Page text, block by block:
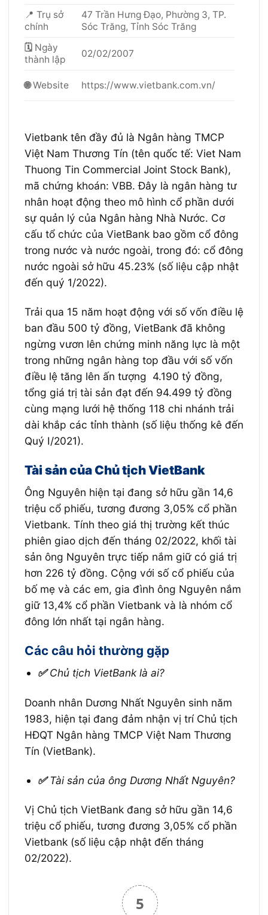
📍 Trụ sở
chính
47 Trần Hưng Đạo, Phường 3, TP.
Sóc Trăng, Tỉnh Sóc Trăng
🗓 Ngày
thành lập
02/02/2007
🌐Website https://www.vietbank.com.vn/
Vietbank tên đầy đủ là Ngân hàng TMCP
Việt Nam Thương Tín (tên quốc tế: Viet Nam
Thuong Tin Commercial Joint Stock Bank),
mã chứng khoán: VBB. Đây là ngân hàng tư
nhân hoạt động theo mô hình cổ phần dưới
sự quản lý của Ngân hàng Nhà Nước. Cơ
cấu tổ chức của VietBank bao gồm cổ đông
trong nước và nước ngoài, trong đó: cổ đông
nước ngoài sở hữu 45.23% (số liệu cập nhật
đến quý 1/2022).
Trải qua 15 năm hoạt động với số vốn điều lệ
ban đầu 500 tỷ đồng, VietBank đã không
ngừng vươn lên chứng minh năng lực là một
trong những ngân hàng top đầu với số vốn
điều lệ tăng lên ấn tượng 4.190 tỷ đồng,
tổng giá trị tài sản đạt đến 94.499 tỷ đồng
cùng mạng lưới hệ thống 118 chi nhánh trải
dài khắp các tỉnh thành (số liệu thống kê đến
Quý I/2021).
Tài sản của Chủ tịch VietBank
Ông Nguyên hiện tại đang sở hữu gần 14,6
triệu cổ phiếu, tương đương 3,05% cổ phần
Vietbank. Tính theo giá thị trường kết thúc
phiên giao dịch đến tháng 02/2022, khối tài
sản ông Nguyên trực tiếp nắm giữ có giá trị
hơn 226 tỷ đồng. Cộng với số cổ phiếu của
bố mẹ và các em, gia đình ông Nguyên nắm
giữ 13,4% cổ phần Vietbank và là nhóm cổ
đông lớn nhất tại ngân hàng.
Các câu hỏi thường gặp
✅ Chủ tịch VietBank là ai?
Doanh nhân Dương Nhất Nguyên sinh năm
1983, hiện tại đang đảm nhận vị trí Chủ tịch
HĐQT Ngân hàng TMCP Việt Nam Thương
Tín (VietBank).
✅ Tài sản của ông Dương Nhất Nguyên?
Vị Chủ tịch VietBank đang sở hữu gần 14,6
triệu cổ phiếu, tương đương 3,05% cổ phần
Vietbank (số liệu cập nhật đến tháng
02/2022).
5